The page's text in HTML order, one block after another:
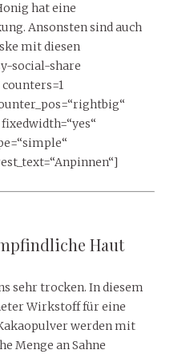
hat eine
Ansonsten sind auch
mit diesen
social-share
Haut
sehr trocken. In diesem
Wirkstoff für eine
werden mit
Menge an Sahne